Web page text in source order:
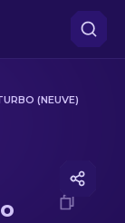
(NEUVE)